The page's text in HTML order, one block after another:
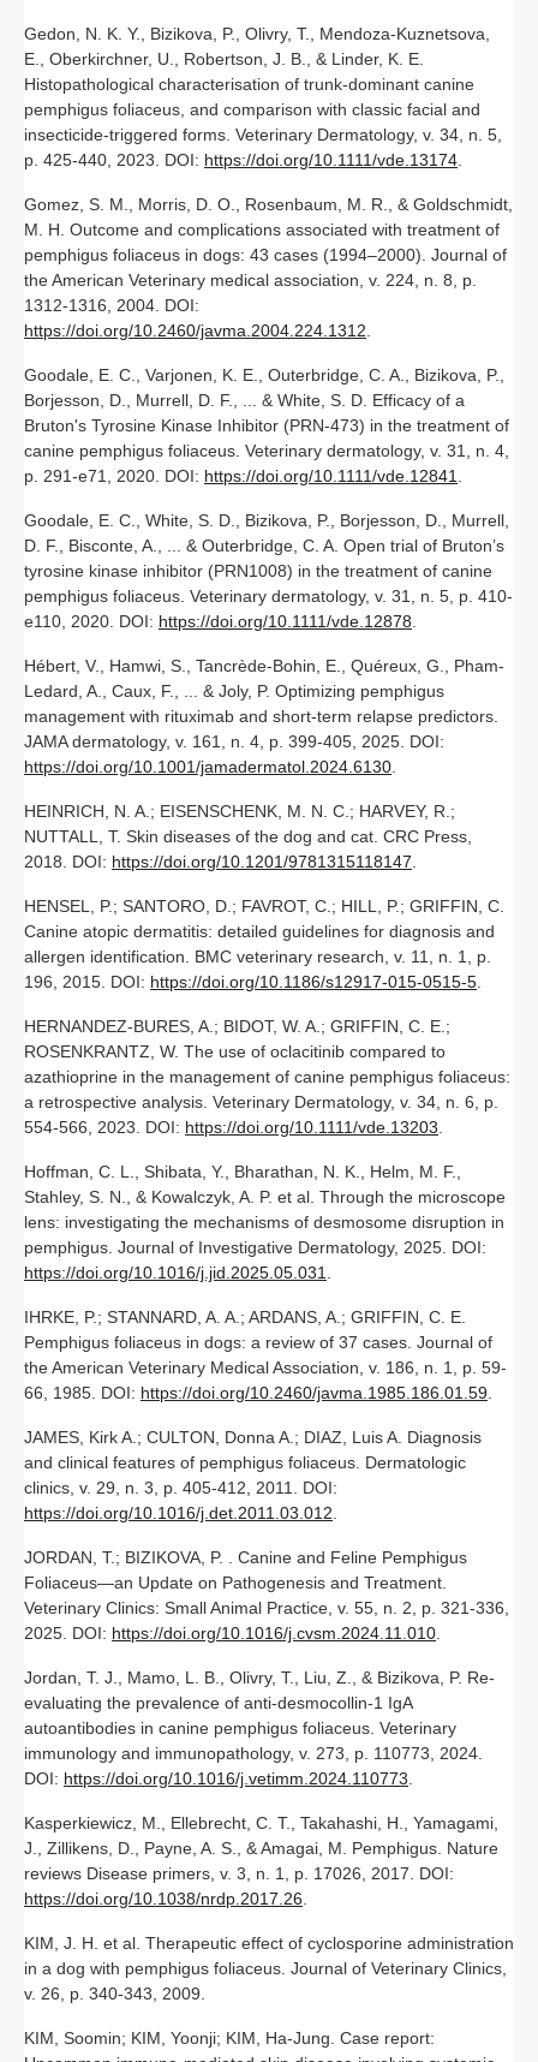
Gedon, N. K. Y., Bizikova, P., Olivry, T., Mendoza‐Kuznetsova,
E., Oberkirchner, U., Robertson, J. B., & Linder, K. E.
Histopathological characterisation of trunk‐dominant canine
pemphigus foliaceus, and comparison with classic facial and
insecticide‐triggered forms. Veterinary Dermatology, v. 34, n. 5,
p. 425-440, 2023. DOI: https://doi.org/10.1111/vde.13174
Gomez, S. M., Morris, D. O., Rosenbaum, M. R., & Goldschmidt,
M. H. Outcome and complications associated with treatment of
pemphigus foliaceus in dogs: 43 cases (1994–2000). Journal of
the American Veterinary medical association, v. 224, n. 8, p.
1312-1316, 2004. DOI:
https://doi.org/10.2460/javma.2004.224.1312
Goodale, E. C., Varjonen, K. E., Outerbridge, C. A., Bizikova, P.,
Borjesson, D., Murrell, D. F., ... & White, S. D. Efficacy of a
Bruton's Tyrosine Kinase Inhibitor (PRN‐473) in the treatment of
canine pemphigus foliaceus. Veterinary dermatology, v. 31, n. 4,
p. 291-e71, 2020. DOI: https://doi.org/10.1111/vde.12841
Goodale, E. C., White, S. D., Bizikova, P., Borjesson, D., Murrell,
D. F., Bisconte, A., ... & Outerbridge, C. A. Open trial of Bruton’s
tyrosine kinase inhibitor (PRN1008) in the treatment of canine
pemphigus foliaceus. Veterinary dermatology, v. 31, n. 5, p. 410-
e110, 2020. DOI: https://doi.org/10.1111/vde.12878
Hébert, V., Hamwi, S., Tancrède-Bohin, E., Quéreux, G., Pham-
Ledard, A., Caux, F., ... & Joly, P. Optimizing pemphigus
management with rituximab and short-term relapse predictors.
JAMA dermatology, v. 161, n. 4, p. 399-405, 2025. DOI:
https://doi.org/10.1001/jamadermatol.2024.6130
HEINRICH, N. A.; EISENSCHENK, M. N. C.; HARVEY, R.;
NUTTALL, T. Skin diseases of the dog and cat. CRC Press,
2018. DOI: https://doi.org/10.1201/9781315118147
HENSEL, P.; SANTORO, D.; FAVROT, C.; HILL, P.; GRIFFIN, C.
Canine atopic dermatitis: detailed guidelines for diagnosis and
allergen identification. BMC veterinary research, v. 11, n. 1, p.
196, 2015. DOI: https://doi.org/10.1186/s12917-015-0515-5
HERNANDEZ-BURES, A.; BIDOT, W. A.; GRIFFIN, C. E.;
ROSENKRANTZ, W. The use of oclacitinib compared to
azathioprine in the management of canine pemphigus foliaceus:
a retrospective analysis. Veterinary Dermatology, v. 34, n. 6, p.
554-566, 2023. DOI: https://doi.org/10.1111/vde.13203
Hoffman, C. L., Shibata, Y., Bharathan, N. K., Helm, M. F.,
Stahley, S. N., & Kowalczyk, A. P. et al. Through the microscope
lens: investigating the mechanisms of desmosome disruption in
pemphigus. Journal of Investigative Dermatology, 2025. DOI:
https://doi.org/10.1016/j.jid.2025.05.031
IHRKE, P.; STANNARD, A. A.; ARDANS, A.; GRIFFIN, C. E.
Pemphigus foliaceus in dogs: a review of 37 cases. Journal of
the American Veterinary Medical Association, v. 186, n. 1, p. 59-
66, 1985. DOI: https://doi.org/10.2460/javma.1985.186.01.59
JAMES, Kirk A.; CULTON, Donna A.; DIAZ, Luis A. Diagnosis
and clinical features of pemphigus foliaceus. Dermatologic
clinics, v. 29, n. 3, p. 405-412, 2011. DOI:
https://doi.org/10.1016/j.det.2011.03.012
JORDAN, T.; BIZIKOVA, P. . Canine and Feline Pemphigus
Foliaceus—an Update on Pathogenesis and Treatment.
Veterinary Clinics: Small Animal Practice, v. 55, n. 2, p. 321-336,
2025. DOI: https://doi.org/10.1016/j.cvsm.2024.11.010
Jordan, T. J., Mamo, L. B., Olivry, T., Liu, Z., & Bizikova, P. Re-
evaluating the prevalence of anti-desmocollin-1 IgA
autoantibodies in canine pemphigus foliaceus. Veterinary
immunology and immunopathology, v. 273, p. 110773, 2024.
DOI: https://doi.org/10.1016/j.vetimm.2024.110773
Kasperkiewicz, M., Ellebrecht, C. T., Takahashi, H., Yamagami,
J., Zillikens, D., Payne, A. S., & Amagai, M. Pemphigus. Nature
reviews Disease primers, v. 3, n. 1, p. 17026, 2017. DOI:
https://doi.org/10.1038/nrdp.2017.26
KIM, J. H. et al. Therapeutic effect of cyclosporine administration
in a dog with pemphigus foliaceus. Journal of Veterinary Clinics,
v. 26, p. 340-343, 2009.
KIM, Soomin; KIM, Yoonji; KIM, Ha-Jung. Case report: